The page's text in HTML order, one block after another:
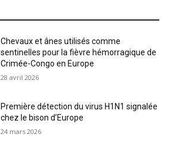
Chevaux et ânes utilisés comme
sentinelles pour la fièvre hémorragique de
Crimée-Congo en Europe
28 avril 2026
Première détection du virus H1N1 signalée
chez le bison d’Europe
24 mars 2026